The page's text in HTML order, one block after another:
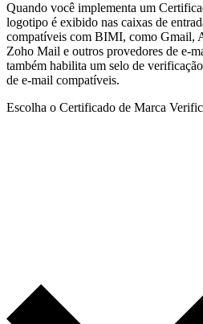
Quando você implementa um
logotipo é exibido nas caixas de
compatíveis com BIMI, como Gmail,
Zoho Mail e outros provedores de e-
também habilita um selo de
de e-mail compatíveis.
Escolha o Certificado de Marca